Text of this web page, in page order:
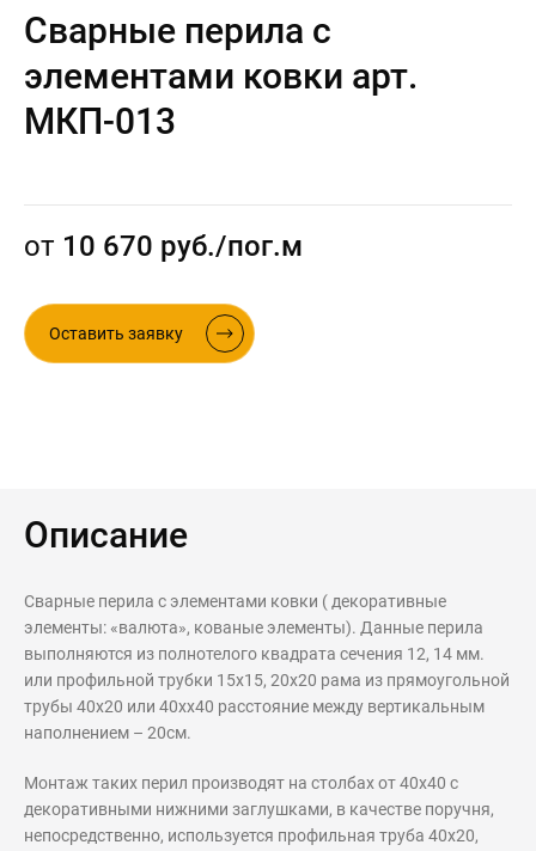
Контакты
Новости
Дизайнерам
+7 (4012) 797-039
+7 (962) 257-27-70
Получить расчет
Сварные перила с
элементами ковки арт.
МКП-013
от 10 670 руб./пог.м
Оставить заявку
Описание
Сварные перила с элементами ковки ( декоративные
элементы: «валюта», кованые элементы). Данные перила
выполняются из полнотелого квадрата сечения 12, 14 мм.
или профильной трубки 15х15, 20х20 рама из прямоугольной
трубы 40х20 или 40хх40 расстояние между вертикальным
наполнением – 20см.
Монтаж таких перил производят на столбах от 40х40 с
декоративными нижними заглушками, в качестве поручня,
непосредственно, используется профильная труба 40х20,